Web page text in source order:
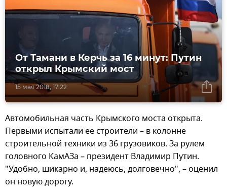
15 мая 2018, 17:22
От Тамани в Керчь за 16 минут: Путин
открыл Крымский мост
Автомобильная часть Крымского моста открыта.
Первыми испытали ее строители – в колонне
строительной техники из 36 грузовиков. За рулем
головного КамАЗа – президент Владимир Путин.
"Удобно, шикарно и, надеюсь, долговечно", – оценил
он новую дорогу.